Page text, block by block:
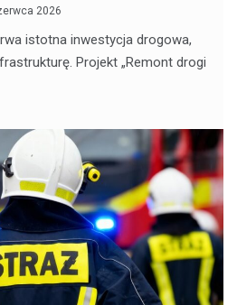
2026
istotna inwestycja drogowa,
Projekt „Remont drogi